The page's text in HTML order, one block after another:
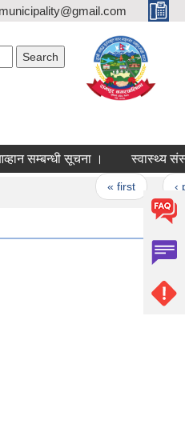
सम्बन्धी सूचना । स्वास्थ्य
« first ‹